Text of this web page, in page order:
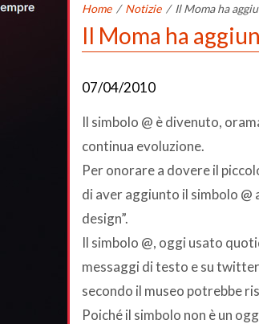
Home / Notizie / Il Moma ha
Il Moma ha
07/04/2010
Il simbolo @ è divenuto,
continua evoluzione.
Per onorare a dovere il
di aver aggiunto il simbolo @
design”.
Il simbolo @, oggi usato
messaggi di testo e su
secondo il museo potrebbe
Poiché il simbolo non è un